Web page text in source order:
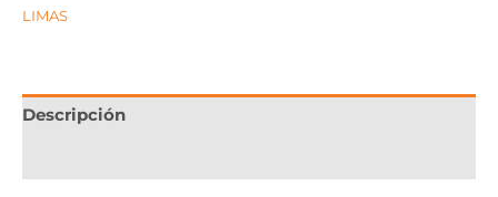
LIMAS
Descripción